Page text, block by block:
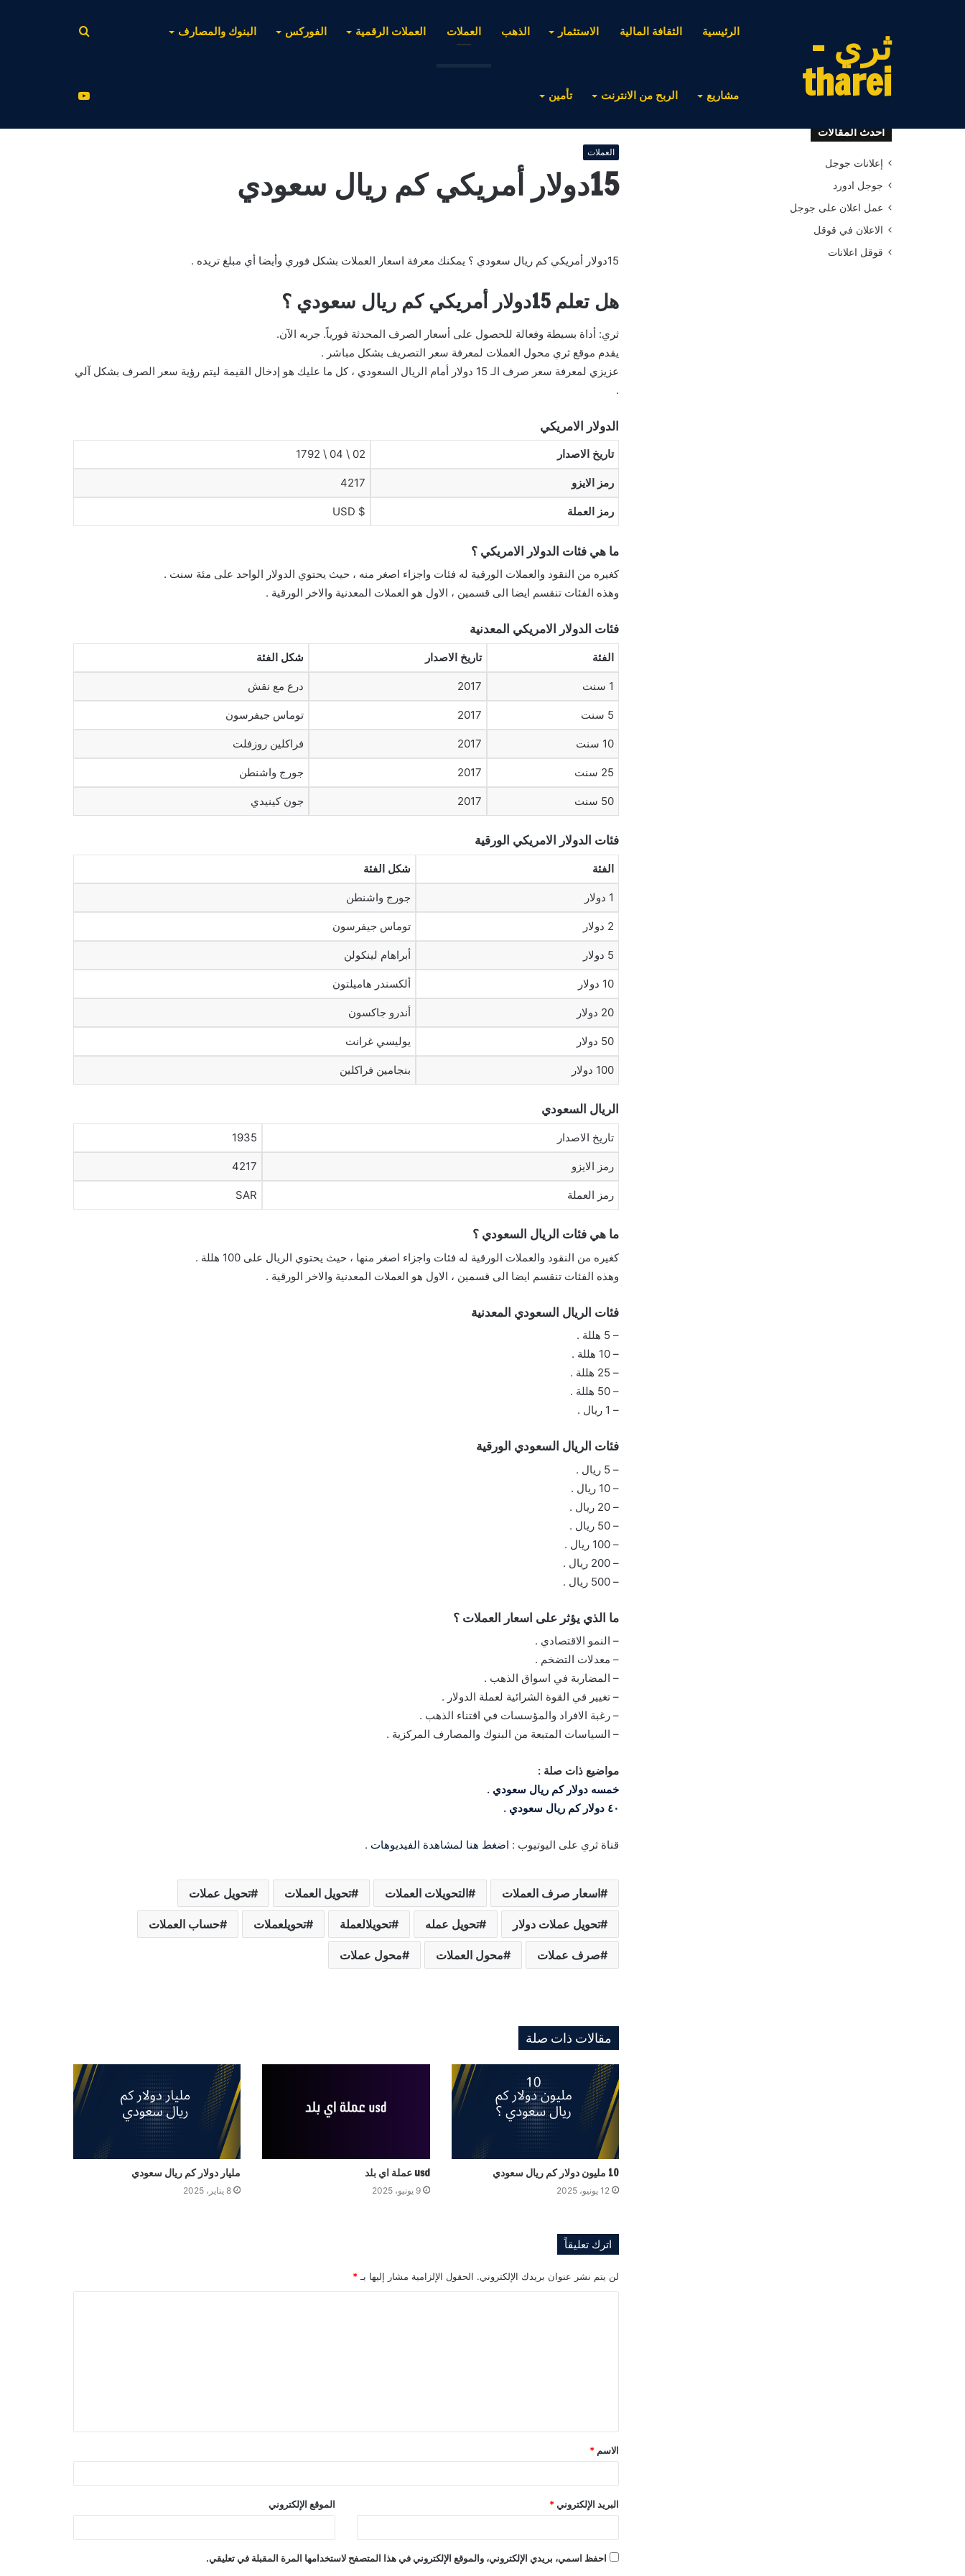
ثري -
tharei
الرئيسية الثقافة المالية الاستثمار الذهب العملات العملات الرقمية الفوركس البنوك والمصارف
مشاريع الربح من الانترنت تأمين عن
العملات
15دولار أمريكي كم ريال سعودي
15دولار أمريكي كم ريال سعودي ؟ يمكنك معرفة اسعار العملات بشكل فوري وأيضا أي مبلغ تريده .
هل تعلم 15دولار أمريكي كم ريال سعودي ؟
ثري: أداة بسيطة وفعالة للحصول على أسعار الصرف المحدثة فورياً. جربه الآن.
يقدم موقع ثري محول العملات لمعرفة سعر التصريف بشكل مباشر .
عزيزي لمعرفة سعر صرف الـ 15 دولار أمام الريال السعودي ، كل ما عليك هو إدخال القيمة ليتم رؤية سعر الصرف بشكل آلي
.
الدولار الامريكي
تاريخ الاصدار 02 \ 04 \ 1792
رمز الايزو 4217
رمز العملة $ USD
ما هي فئات الدولار الامريكي ؟
كغيره من النقود والعملات الورقية له فئات واجزاء اصغر منه ، حيث يحتوي الدولار الواحد على مئة سنت .
وهذه الفئات تنقسم ايضا الى قسمين ، الاول هو العملات المعدنية والاخر الورقية .
فئات الدولار الامريكي المعدنية
الفئة تاريخ الاصدار شكل الفئة
1 سنت 2017 درع مع نقش
5 سنت 2017 توماس جيفرسون
10 سنت 2017 فراكلين روزفلت
25 سنت 2017 جورج واشنطن
50 سنت 2017 جون كينيدي
فئات الدولار الامريكي الورقية
الفئة شكل الفئة
1 دولار جورج واشنطن
2 دولار توماس جيفرسون
5 دولار أبراهام لينكولن
10 دولار ألكسندر هاميلتون
20 دولار أندرو جاكسون
50 دولار يوليسي غرانت
100 دولار بنجامين فراكلين
الريال السعودي
تاريخ الاصدار 1935
رمز الايزو 4217
رمز العملة SAR
ما هي فئات الريال السعودي ؟
كغيره من النقود والعملات الورقية له فئات واجزاء اصغر منها ، حيث يحتوي الريال على 100 هللة .
وهذه الفئات تنقسم ايضا الى قسمين ، الاول هو العملات المعدنية والاخر الورقية .
فئات الريال السعودي المعدنية
– 5 هللة .
– 10 هللة .
– 25 هللة .
– 50 هللة .
– 1 ريال .
فئات الريال السعودي الورقية
– 5 ريال .
– 10 ريال .
– 20 ريال .
– 50 ريال .
– 100 ريال .
– 200 ريال .
– 500 ريال .
ما الذي يؤثر على اسعار العملات ؟
– النمو الاقتصادي .
– معدلات التضخم .
– المضاربة في اسواق الذهب .
– تغيير في القوة الشرائية لعملة الدولار .
– رغبة الافراد والمؤسسات في اقتناء الذهب .
– السياسات المتبعة من البنوك والمصارف المركزية .
مواضيع ذات صلة :
خمسه دولار كم ريال سعودي .
٤٠ دولار كم ريال سعودي
.
قناة ثري على اليوتيوب : اضغط هنا لمشاهدة الفيديوهات .
اسعار صرف العملات التحويلات العملات تحويل العملات تحويل عملات
تحويل عملات دولار تحويل عمله تحويلالعملة تحويلعملات حساب العملات
صرف عملات محول العملات محول عملات
مقالات ذات صلة
10 مليون دولار كم ريال سعودي
12 يونيو، 2025
usd عملة اي بلد
9 يونيو، 2025
مليار دولار كم ريال سعودي
8 يناير، 2025
اترك تعليقاً
لن يتم نشر عنوان بريدك الإلكتروني. الحقول الإلزامية مشار إليها بـ *
ق
*
الاسم *
البريد الإلكتروني * الموقع الإلكتروني
احفظ اسمي، بريدي الإلكتروني، والموقع الإلكتروني في هذا المتصفح لاستخدامها المرة المقبلة في تعليقي.
أحدث المقالات
إعلانات جوجل
جوجل ادورد
عمل اعلان على جوجل
الاعلان في قوقل
قوقل اعلانات